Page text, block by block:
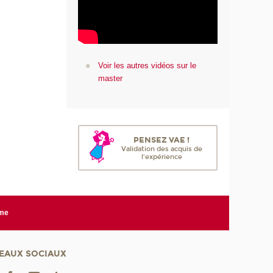
Voir les autres vidéos sur le
master
PENSEZ VAE !
Validation des acquis de
l'expérience
SOCIAUX